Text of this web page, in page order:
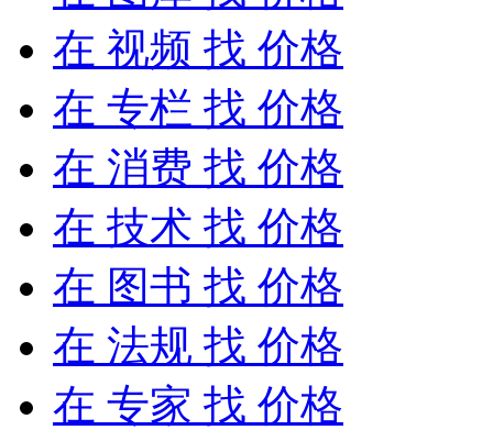
在 视频 找 价格
在 专栏 找 价格
在 消费 找 价格
在 技术 找 价格
在 图书 找 价格
在 法规 找 价格
在 专家 找 价格